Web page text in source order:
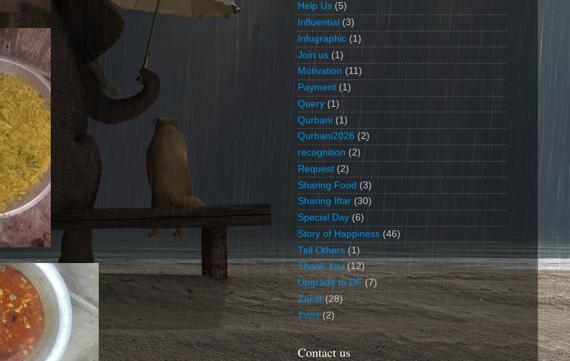
Help Us (5)
Influential (3)
Infographic (1)
Join us (1)
Motivation (11)
Payment (1)
Query (1)
Qurbani (1)
Qurbani2026 (2)
recognition (2)
Request (2)
Sharing Food (3)
Sharing Iftar (30)
Special Day (6)
Story of Happiness (46)
Tell Others (1)
Thank You (12)
Upgrade to DF (7)
Zakat (28)
ইফতার (2)
Contact us